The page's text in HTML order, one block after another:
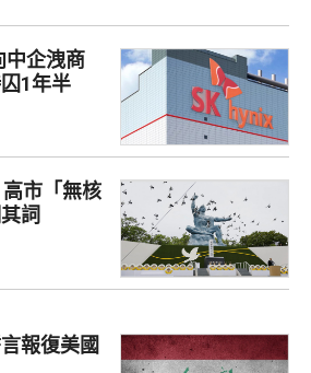
中企洩商
1年半
市「無核
詞
報復美國